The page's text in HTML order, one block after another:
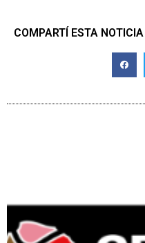
COMPARTÍ ESTA NOTICIA